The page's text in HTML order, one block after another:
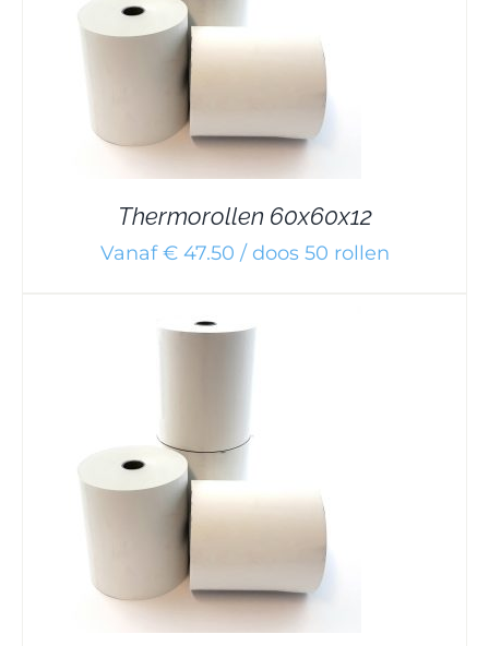
Thermorollen 60x60x12
Vanaf € 47.50 / doos 50 rollen